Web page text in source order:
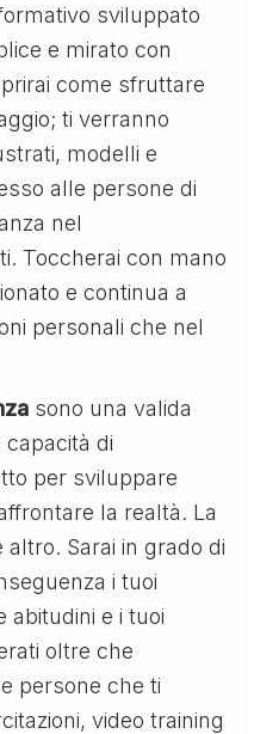
sviluppato
e mirato con
come sfruttare
ti verranno
modelli e
alle persone di
nel
Toccherai con mano
e continua a
personali che nel
sono una valida
di
per sviluppare
la realtà. La
Sarai in grado di
i tuoi
abitudini e i tuoi
oltre che
persone che ti
video training